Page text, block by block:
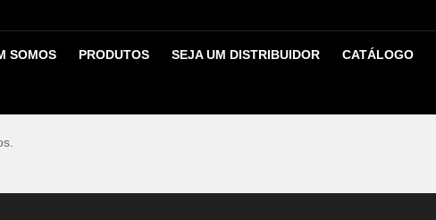
SOMOS PRODUTOS SEJA UM DISTRIBUIDOR CATÁLOGO
menos 7 dias utilizar a Blond Single Pass.